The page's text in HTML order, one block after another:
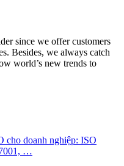
since we offer customers
Besides, we always catch
world’s new trends to